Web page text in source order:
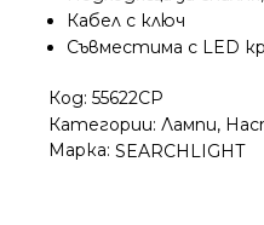
Кабел с ключ
Съвместима с LED
Код: 55622CP
Категории: Лампи,
Марка: SEARCHLIGHT